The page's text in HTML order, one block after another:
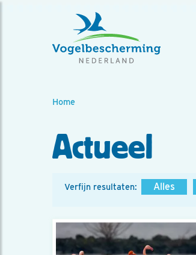
Home
Actueel
Verfijn resultaten: Alles